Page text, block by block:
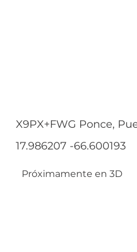
X9PX+FWG Ponce,
17.986207 -66.600193
Próximamente en 3D